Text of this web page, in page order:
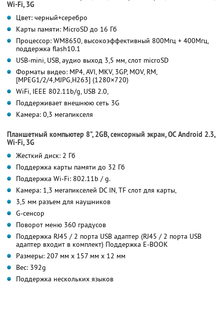
Wi-Fi, 3G
Цвет: черный+серебро
Карты памяти: MicroSD до 16 Гб
Процессор: WM8650, высокоэффективный 800Мгц + 400Мгц,
поддержка flash10.1
USB-mini, USB, аудио выход 3,5 мм, слот microSD
Форматы видео: MP4, AVI, MKV, 3GP, MOV, RM,
[MPEG1/2/4,MJPG,H263] (1280×720)
WiFi, IEEE 802.11b/g, USB 2.0,
Поддерживает внешнюю сеть 3G
Камера: 0,3 мегапикселя
Планшетный компьютер 8”, 2GB, сенсорный экран, ОС Android 2.3,
Wi-Fi, 3G
Жесткий диск: 2 Гб
Поддержка карты памяти до 32 Гб
Поддержка Wi-Fi: 802.11b / g.
Камера: 1,3 мегапикселей DC IN, TF слот для карты,
3,5 мм разъем для наушников
G-сенсор
Поворот меню 360 градусов
Поддержка RJ45 / 2 порта USB адаптер (RJ45 / 2 порта USB
адаптер входит в комплект) Поддержка E-BOOK
Размеры: 207 мм х 157 мм х 12 мм
Вес: 392g
Поддержка нескольких языков